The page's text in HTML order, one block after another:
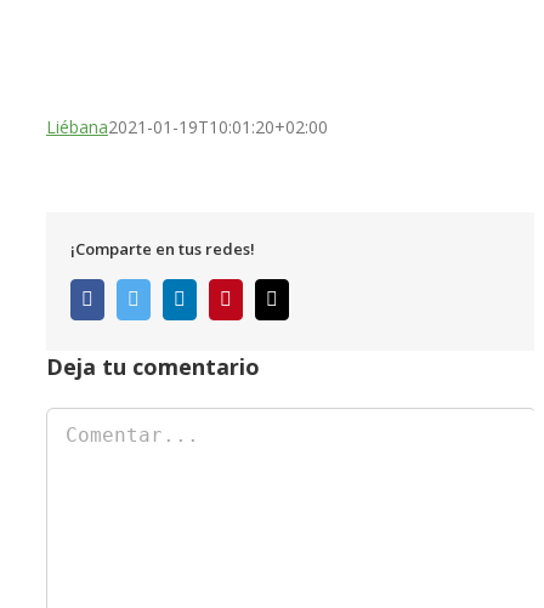
Liébana2021-01-19T10:01:20+02:00
¡Comparte en tus redes!
FacebookTwitter LinkedInPinterest
electrónico
Deja tu comentario
Comentar